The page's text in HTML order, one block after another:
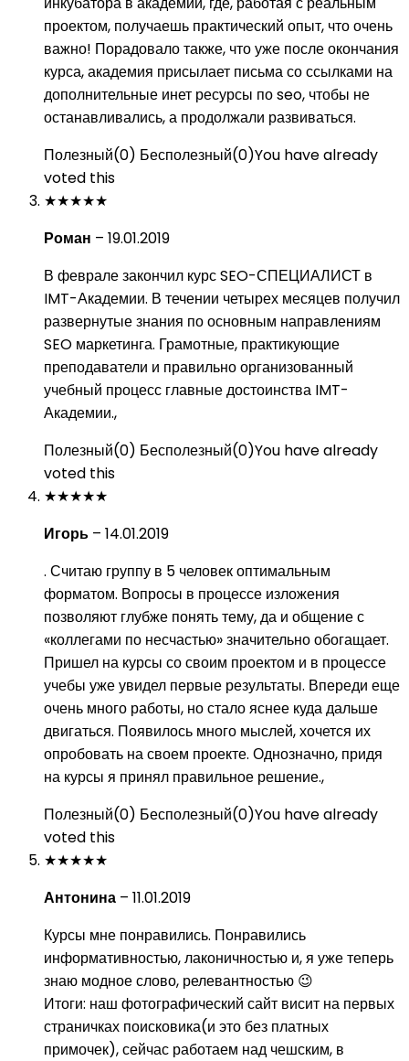
проектом, получаешь практический опыт, что очень
важно! Порадовало также, что уже после окончания
курса, академия присылает письма со ссылками на
дополнительные инет ресурсы по seo, чтобы не
останавливались, а продолжали развиваться.
Полезный(0) Бесполезный(0)You have already
voted this
★★★★★
Роман – 19.01.2019
В феврале закончил курс SEO-СПЕЦИАЛИСТ в
IMT-Академии. В течении четырех месяцев получил
развернутые знания по основным направлениям
SEO маркетинга. Грамотные, практикующие
преподаватели и правильно организованный
учебный процесс главные достоинства IMT-
Академии.,
Полезный(0) Бесполезный(0)You have already
voted this
★★★★★
Игорь – 14.01.2019
. Считаю группу в 5 человек оптимальным
форматом. Вопросы в процессе изложения
позволяют глубже понять тему, да и общение с
«коллегами по несчастью» значительно обогащает.
Пришел на курсы со своим проектом и в процессе
учебы уже увидел первые результаты. Впереди еще
очень много работы, но стало яснее куда дальше
двигаться. Появилось много мыслей, хочется их
опробовать на своем проекте. Однозначно, придя
на курсы я принял правильное решение.,
Полезный(0) Бесполезный(0)You have already
voted this
★★★★★
Антонина – 11.01.2019
Курсы мне понравились. Понравились
информативностью, лаконичностью и, я уже теперь
знаю модное слово, релевантностью 😉
Итоги: наш фотографический сайт висит на первых
страничках поисковика(и это без платных
примочек), сейчас работаем над чешским, в